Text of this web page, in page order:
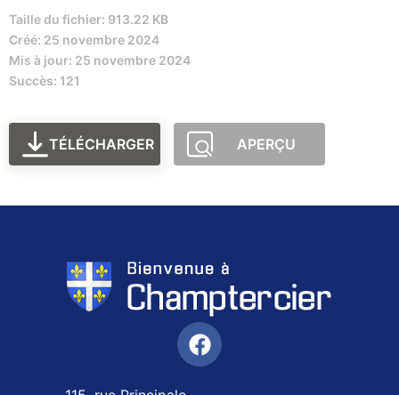
Taille du fichier: 913.22 KB
Créé: 25 novembre 2024
Mis à jour: 25 novembre 2024
Succès: 121
TÉLÉCHARGER APERÇU